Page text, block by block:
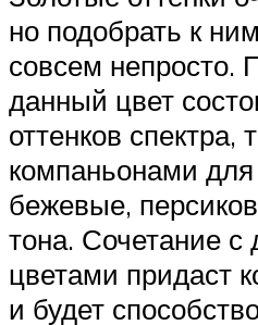
но подобрать к
совсем непросто.
данный цвет
оттенков спектра,
компаньонами для
бежевые,
тона. Сочетание
цветами придаст
и будет